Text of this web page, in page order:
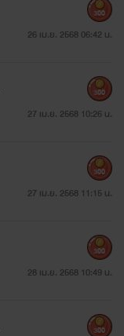
26 เม.ย. 2568 06:42 น.
300
27 เม.ย. 2568 10:26 น.
300
27 เม.ย. 2568 11:15 น.
300
28 เม.ย. 2568 10:49 น.
300
300